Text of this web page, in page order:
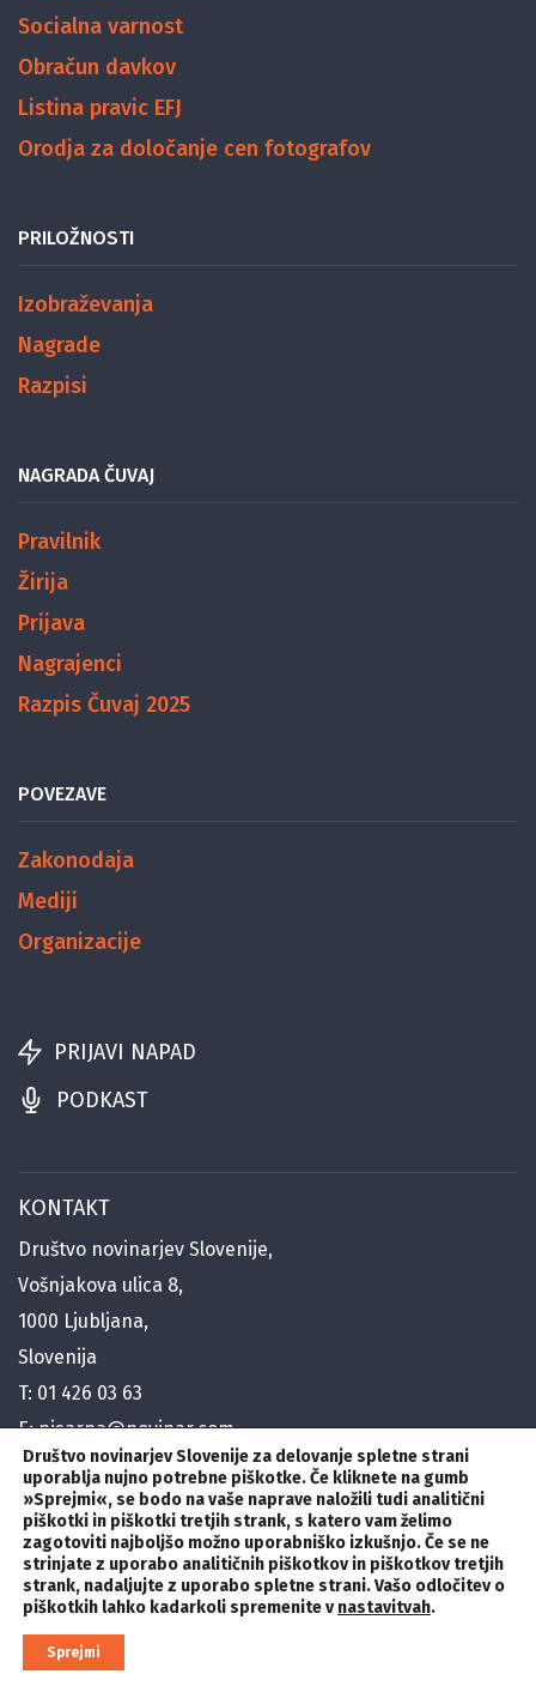
Socialna varnost
Obračun davkov
Listina pravic EFJ
Orodja za določanje cen fotografov
PRILOŽNOSTI
Izobraževanja
Nagrade
Razpisi
NAGRADA ČUVAJ
Pravilnik
Žirija
Prijava
Nagrajenci
Razpis Čuvaj 2025
POVEZAVE
Zakonodaja
Mediji
Organizacije
PRIJAVI NAPAD
PODKAST
KONTAKT
Društvo novinarjev Slovenije,
Vošnjakova ulica 8,
1000 Ljubljana,
Slovenija
T: 01 426 03 63
E:pisarna@novinar.com
E:generalni@novinar.com
E:stik@novinar.com
SLEDITE NAM
Društvo novinarjev Slovenije za delovanje spletne strani
uporablja nujno potrebne piškotke. Če kliknete na gumb
»Sprejmi«,se bodo na vaše naprave naložili tudi analitični
piškotki in piškotki tretjih strank, s katero vam želimo
zagotoviti najboljšo možno uporabniško izkušnjo. Če se ne
strinjate z uporabo analitičnih piškotkov in piškotkov tretjih
strank, nadaljujte z uporabo spletne strani. Vašo odločitev o
piškotkih lahko kadarkoli spremenite vnastavitvah.
Sprejmi